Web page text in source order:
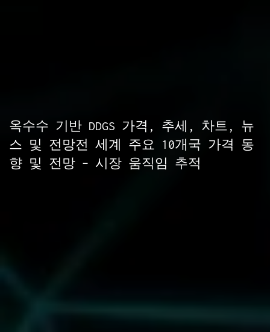
옥수수 기반 DDGS 가격, 추세, 차트, 뉴
스 및 전망전 세계 주요 10개국 가격 동
향 및 전망 – 시장 움직임 추적